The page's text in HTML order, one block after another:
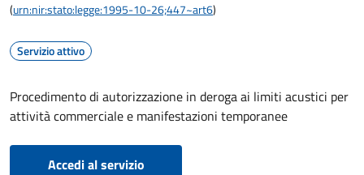
(urn:nir:stato:legge:1995-10-26;447~art6)
Servizio attivo
Procedimento di autorizzazione in deroga ai limiti acustici per
attività commerciale e manifestazioni temporanee
Accedi al servizio